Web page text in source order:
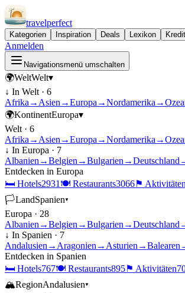
travelperfect
Kategorien Inspiration Deals Lexikon
Anmelden
Navigationsmenü umschalten
🌍WeltWelt▾
↓ In Welt · 6
Afrika → Asien →Europa →Nordamerika →
🌍KontinentEuropa▾
Welt · 6
Afrika → Asien →Europa →Nordamerika →
↓ In Europa · 7
Albanien →Belgien →Bulgarien →Deutschland
Entdecken in Europa
🛏 Hotels2931 🍽 Restaurants3066⚑ Aktivitäten
🏳LandSpanien▾
Europa · 28
Albanien →Belgien →Bulgarien →Deutschland
↓ In Spanien · 7
Andalusien → Aragonien → Asturien →Balearen
Entdecken in Spanien
🛏 Hotels767🍽 Restaurants895⚑ Aktivitäten
🏔RegionAndalusien▾